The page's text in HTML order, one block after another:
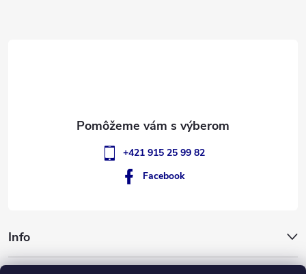
Info
+421 915 25 99 82
Facebook